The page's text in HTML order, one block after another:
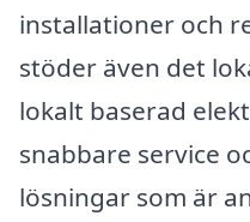
installationer och
stöder även det
lokalt baserad
snabbare service
lösningar som är